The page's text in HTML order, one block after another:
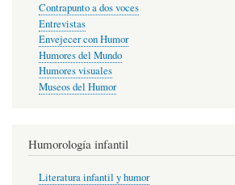
Contrapunto a dos voces
Entrevistas
Envejecer con Humor
Humores del Mundo
Humores visuales
Museos del Humor
Humorología infantil
Literatura infantil y humor